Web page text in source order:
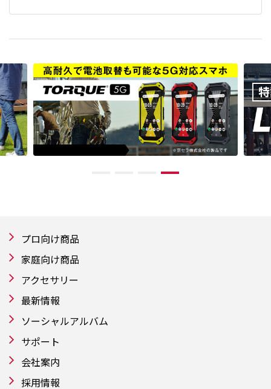
プロ向け商品
家庭向け商品
アクセサリー
最新情報
ソーシャルアルバム
サポート
会社案内
採用情報